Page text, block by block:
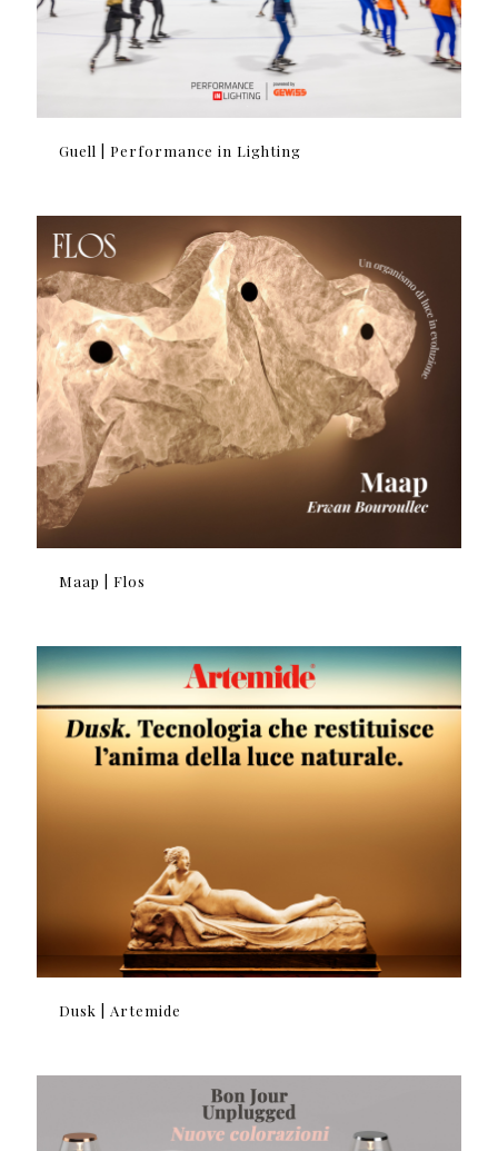
Guell | Performance in Lighting
Maap | Flos
Dusk | Artemide